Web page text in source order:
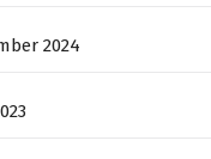
2024